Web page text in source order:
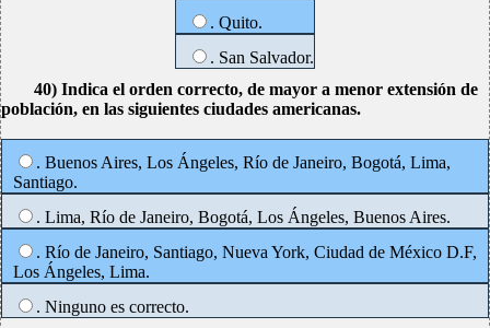
. Quito.
. San Salvador.
40) Indica el orden correcto, de mayor a menor extensión de
población, en las siguientes ciudades americanas.
. Buenos Aires, Los Ángeles, Río de Janeiro, Bogotá, Lima,
Santiago.
. Lima, Río de Janeiro, Bogotá, Los Ángeles, Buenos Aires.
. Río de Janeiro, Santiago, Nueva York, Ciudad de México D.F,
Los Ángeles, Lima.
. Ninguno es correcto.